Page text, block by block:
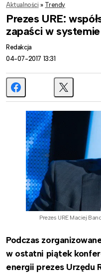
Aktualności » Trendy
Prezes URE:
zapaści w
Redakcja
04-07-2017 13:31
Prezes URE Maciej
Podczas
w ostatni piątek
energii prezes Urzędu